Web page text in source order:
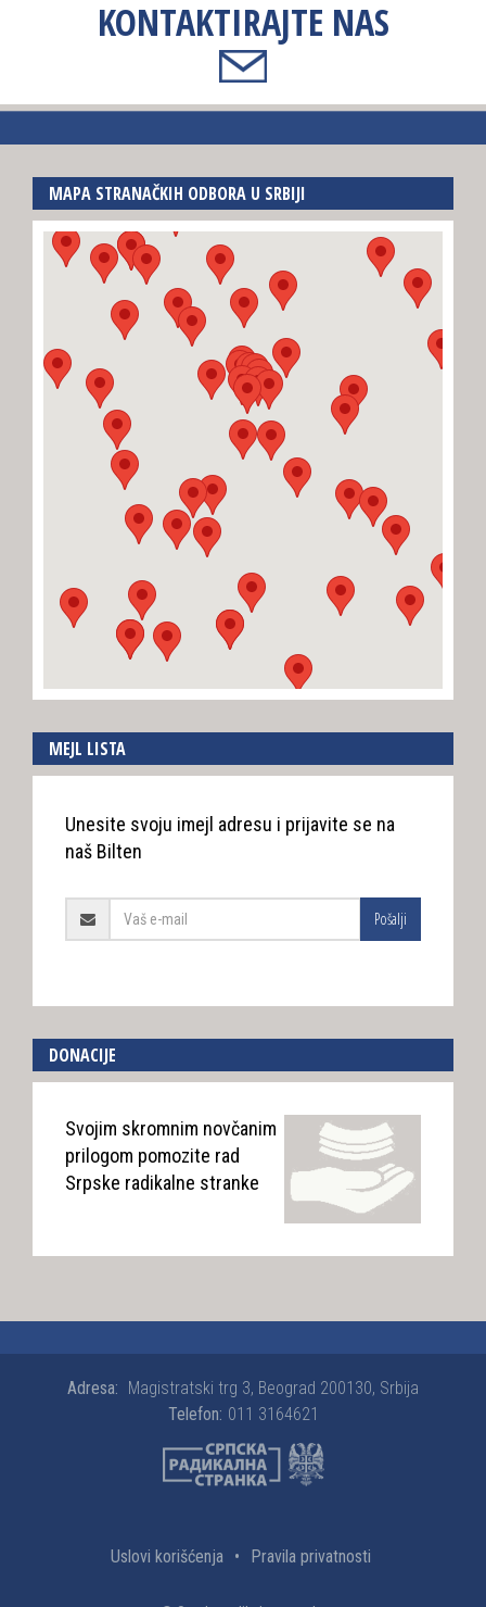
KONTAKTIRAJTE NAS
MAPA STRANAČKIH ODBORA U SRBIJI
MEJL LISTA
Unesite svoju imejl adresu i prijavite se na
naš Bilten
Pošalji
DONACIJE
Svojim skromnim novčanim
prilogom pomozite rad
Srpske radikalne stranke
Adresa: Magistratski trg 3, Beograd 200130, Srbija
Telefon: 011 3164621
Uslovi korišćenja • Pravila privatnosti